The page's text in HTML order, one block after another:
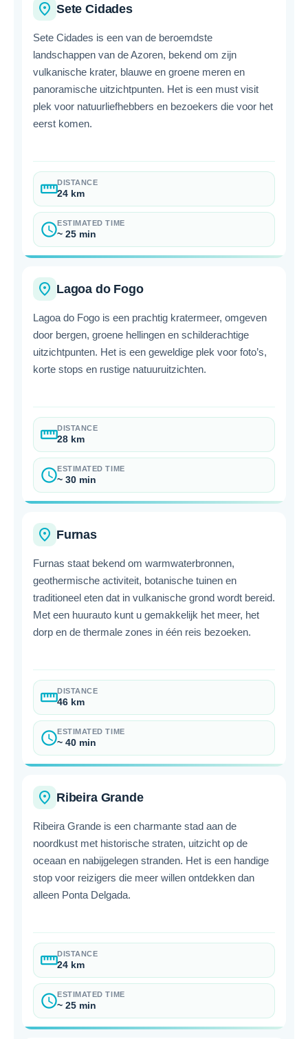
place Sete Cidades
Sete Cidades is een van de beroemdste
landschappen van de Azoren, bekend om zijn
vulkanische krater, blauwe en groene meren en
panoramische uitzichtpunten. Het is een must visit
plek voor natuurliefhebbers en bezoekers die voor het
eerst komen.
straightenDISTANCE
24 km
scheduleESTIMATED TIME
~ 25 min
place Lagoa do Fogo
Lagoa do Fogo is een prachtig kratermeer, omgeven
door bergen, groene hellingen en schilderachtige
uitzichtpunten. Het is een geweldige plek voor foto’s,
korte stops en rustige natuuruitzichten.
straightenDISTANCE
28 km
scheduleESTIMATED TIME
~ 30 min
place Furnas
Furnas staat bekend om warmwaterbronnen,
geothermische activiteit, botanische tuinen en
traditioneel eten dat in vulkanische grond wordt bereid.
Met een huurauto kunt u gemakkelijk het meer, het
dorp en de thermale zones in één reis bezoeken.
straightenDISTANCE
46 km
scheduleESTIMATED TIME
~ 40 min
place Ribeira Grande
Ribeira Grande is een charmante stad aan de
noordkust met historische straten, uitzicht op de
oceaan en nabijgelegen stranden. Het is een handige
stop voor reizigers die meer willen ontdekken dan
alleen Ponta Delgada.
straightenDISTANCE
24 km
scheduleESTIMATED TIME
~ 25 min